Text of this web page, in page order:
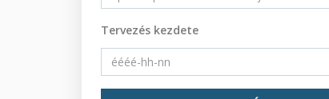
Tervezés kezdete